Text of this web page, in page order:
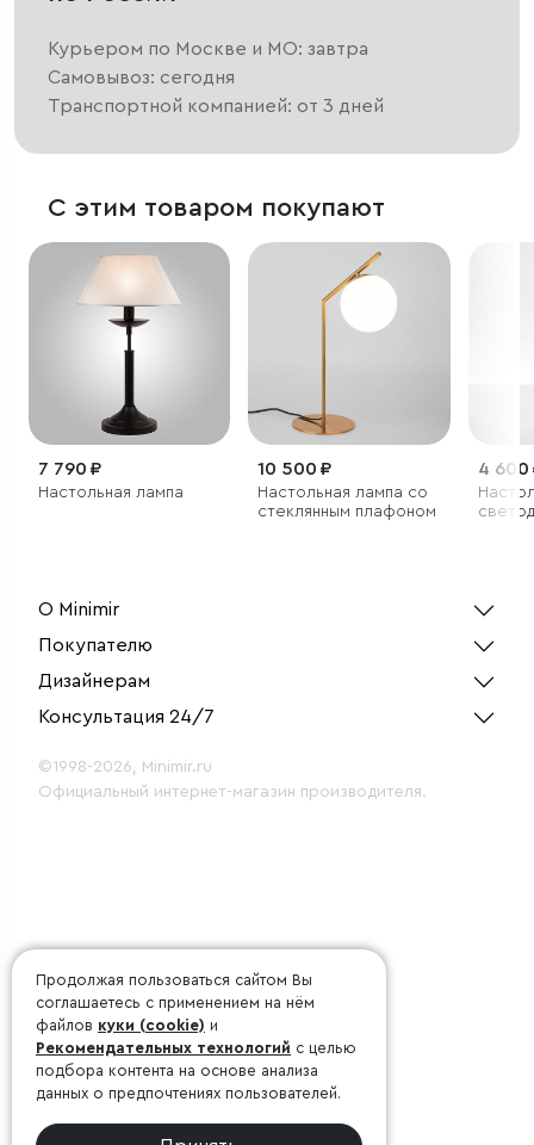
Курьером по Москве и МО: завтра
Самовывоз: сегодня
Транспортной компанией: от 3 дней
С этим товаром покупают
7 790 ₽
Настольная лампа
10 500 ₽
Настольная лампа со
стеклянным плафоном
4 600
О Minimir
Покупателю
Дизайнерам
Консультация 24/7
©1998-2026, Minimir.ru
Официальный интернет-магазин производителя.
Продолжая пользоваться сайтом Вы
соглашаетесь с применением на нём
файлов куки (cookie) и
Рекомендательных технологий с целью
подбора контента на основе анализа
данных о предпочтениях пользователей.